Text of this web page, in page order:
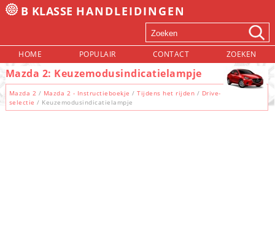
B KLASSE HANDLEIDINGEN
HOME POPULAIR CONTACT ZOEKEN
Mazda 2: Keuzemodusindicatielampje
Mazda 2 / Mazda 2 - Instructieboekje /Tijdens het rijden / Drive-
selectie / Keuzemodusindicatielampje